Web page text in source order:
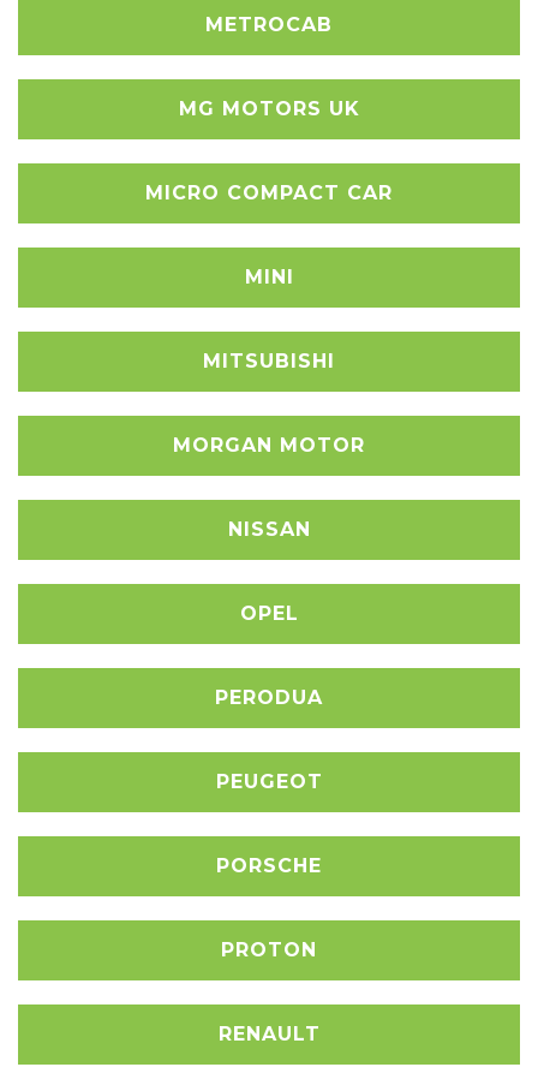
METROCAB
MG MOTORS UK
MICRO COMPACT CAR
MINI
MITSUBISHI
MORGAN MOTOR
NISSAN
OPEL
PERODUA
PEUGEOT
PORSCHE
PROTON
RENAULT